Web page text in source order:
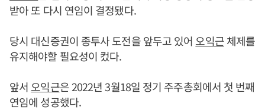
받아 또 다시 연임이 결정됐다.
당시 대신증권이 종투사 도전을 앞두고 있어 오익근체제를
유지해야할 필요성이 컸다.
앞서 오익근은 2022년 3월18일 정기 주주총회에서 첫 번째
연임에 성공했다.